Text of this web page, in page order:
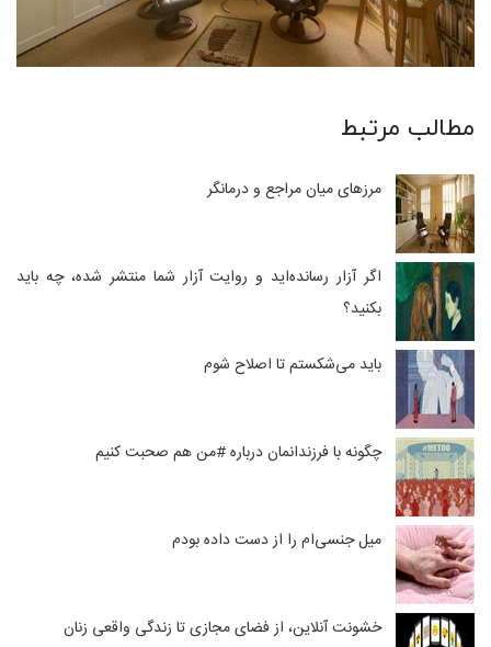
مطالب مرتبط
مرزهای میان مراجع و درمانگر
اگر آزار رسانده‌اید و روایت آزار شما منتشر شده، چه باید
بکنید؟
باید می‌شکستم تا اصلاح شوم
چگونه با فرزندانمان درباره #من هم صحبت کنیم
میل جنسی‌ام را از دست داده بودم
خشونت آنلاین، از فضای مجازی تا زندگی واقعی زنان